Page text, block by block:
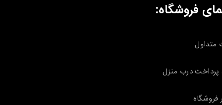
فروشگاه:
متداول
پرداخت درب منزل
فروشگاه